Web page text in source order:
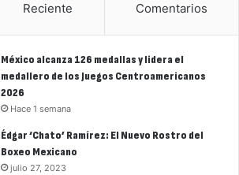
Reciente Comentarios
México alcanza 126 medallas y lidera el
medallero de los Juegos Centroamericanos
2026
Hace 1 semana
Édgar ‘Chato’ Ramírez: El Nuevo Rostro del
Boxeo Mexicano
julio 27, 2023